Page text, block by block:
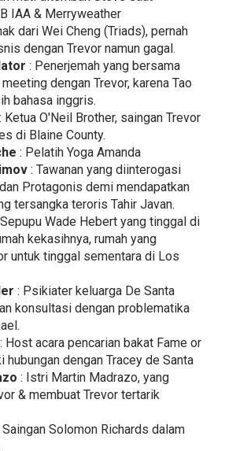
IAA & Merryweather
dari Wei Cheng (Triads), pernah
dengan Trevor namun gagal.
: Penerjemah yang bersama
dengan Trevor, karena Tao
bahasa inggris.
: Ketua O'Neil Brother, saingan Trevor
di Blaine County.
: Pelatih Yoga Amanda
: Tawanan yang diinterogasi
Protagonis demi mendapatkan
tersangka teroris Tahir Javan.
Wade Hebert yang tinggal di
kekasihnya, rumah yang
untuk tinggal sementara di Los
: Psikiater keluarga De Santa
konsultasi dengan problematika
: Host acara pencarian bakat Fame or
hubungan dengan Tracey de Santa
: Istri Martin Madrazo, yang
& membuat Trevor tertarik
Saingan Solomon Richards dalam